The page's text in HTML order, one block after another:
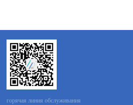
горячая линия обслуживания